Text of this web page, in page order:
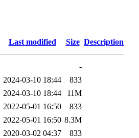
Last modified Size Description
-
2024-03-10 18:44
833
2024-03-10 18:44
11M
2022-05-01 16:50
833
2022-05-01 16:50 8.3M
2020-03-02 04:37
833